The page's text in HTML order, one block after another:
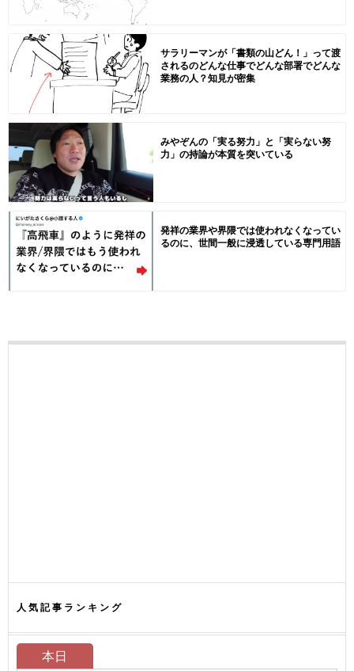
サラリーマンが「書類の山どん！」って渡
されるのどんな仕事でどんな部署でどんな
業務の人？知見が密集
みやぞんの「実る努力」と「実らない努
力」の持論が本質を突いている
発祥の業界や界隈では使われなくなってい
るのに、世間一般に浸透している専門用語
人気記事ランキング
本日